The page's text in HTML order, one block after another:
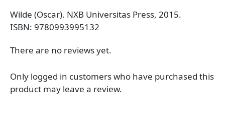
Wilde (Oscar). NXB Universitas Press, 2015.
ISBN: 9780993995132
There are no reviews yet.
Only logged in customers who have purchased this
product may leave a review.